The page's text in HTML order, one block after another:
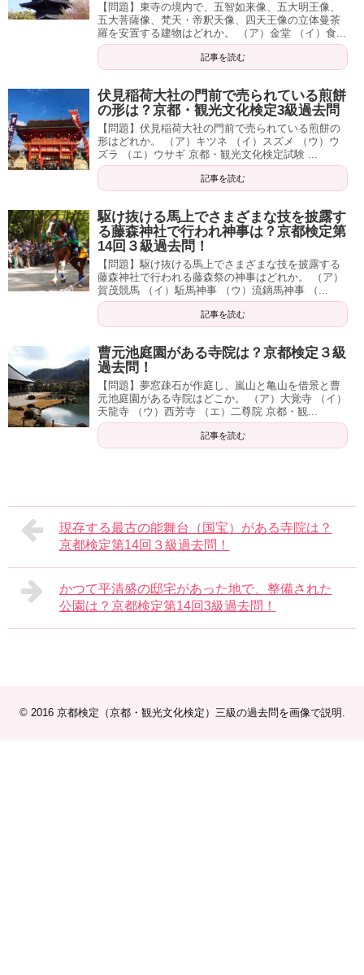
【問題】東寺の境内で、五智如来像、五大明王像、
五大菩薩像、梵天・帝釈天像、四天王像の立体曼茶
羅を安置する建物はどれか。 （ア）金堂 （イ）食...
記事を読む
伏見稲荷大社の門前で売られている煎餅
の形は？京都・観光文化検定3級過去問
【問題】伏見稲荷大社の門前で売られている煎餅の
形はどれか。 （ア）キツネ （イ）スズメ （ウ）ウ
ズラ （エ）ウサギ 京都・観光文化検定試験 ...
記事を読む
駆け抜ける馬上でさまざまな技を披露す
る藤森神社で行われ神事は？京都検定第
14回３級過去問！
【問題】駆け抜ける馬上でさまざまな技を披露する
藤森神社で行われる藤森祭の神事はどれか。 （ア）
賀茂競馬 （イ）駈馬神事 （ウ）流鏑馬神事 （...
記事を読む
曹元池庭園がある寺院は？京都検定３級
過去問！
【問題】夢窓疎石が作庭し、嵐山と亀山を借景と曹
元池庭園がある寺院はどこか。 （ア）大覚寺 （イ）
天龍寺 （ウ）西芳寺 （エ）二尊院 京都・観...
記事を読む
現存する最古の能舞台（国宝）がある寺院は？
京都検定第14回３級過去問！
かつて平清盛の邸宅があった地で、整備された
公園は？京都検定第14回3級過去問！
© 2016 京都検定（京都・観光文化検定）三級の過去問を画像で説明 .